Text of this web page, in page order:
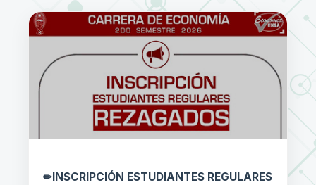
✏INSCRIPCIÓN ESTUDIANTES REGULARES